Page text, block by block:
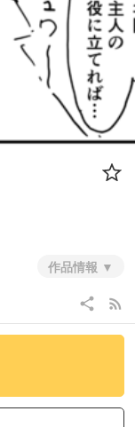
作品情報
share rss_feed